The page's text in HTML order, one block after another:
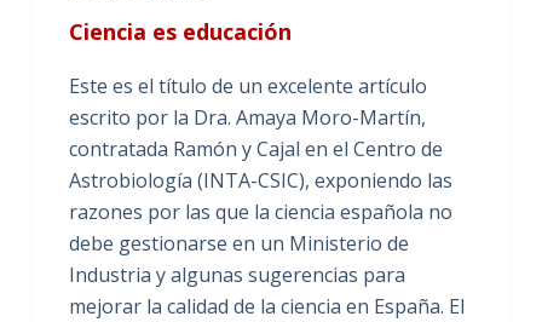
Ciencia es educación
Este es el título de un excelente artículo
escrito por la Dra. Amaya Moro-Martín,
contratada Ramón y Cajal en el Centro de
Astrobiología (INTA-CSIC), exponiendo las
razones por las que la ciencia española no
debe gestionarse en un Ministerio de
Industria y algunas sugerencias para
mejorar la calidad de la ciencia en España. El